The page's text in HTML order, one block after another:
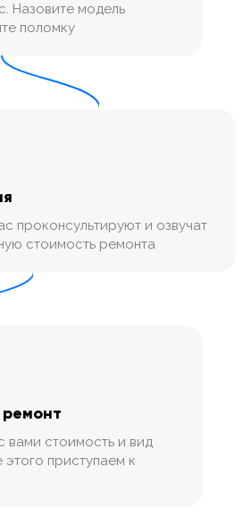
Назовите модель
поломку
проконсультируют и озвучат
стоимость ремонта
вами стоимость и вид
этого приступаем к